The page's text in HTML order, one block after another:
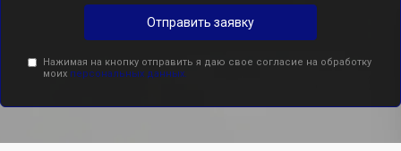
Отправить заявку
Нажимая на кнопку отправить я даю свое согласие на обработку
моих персональных данных.